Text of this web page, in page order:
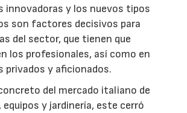
innovadoras y los nuevos tipos
son factores decisivos para
del sector, que tienen que
los profesionales, así como en
privados y aficionados.
del mercado italiano de
equipos y jardinería, este cerró